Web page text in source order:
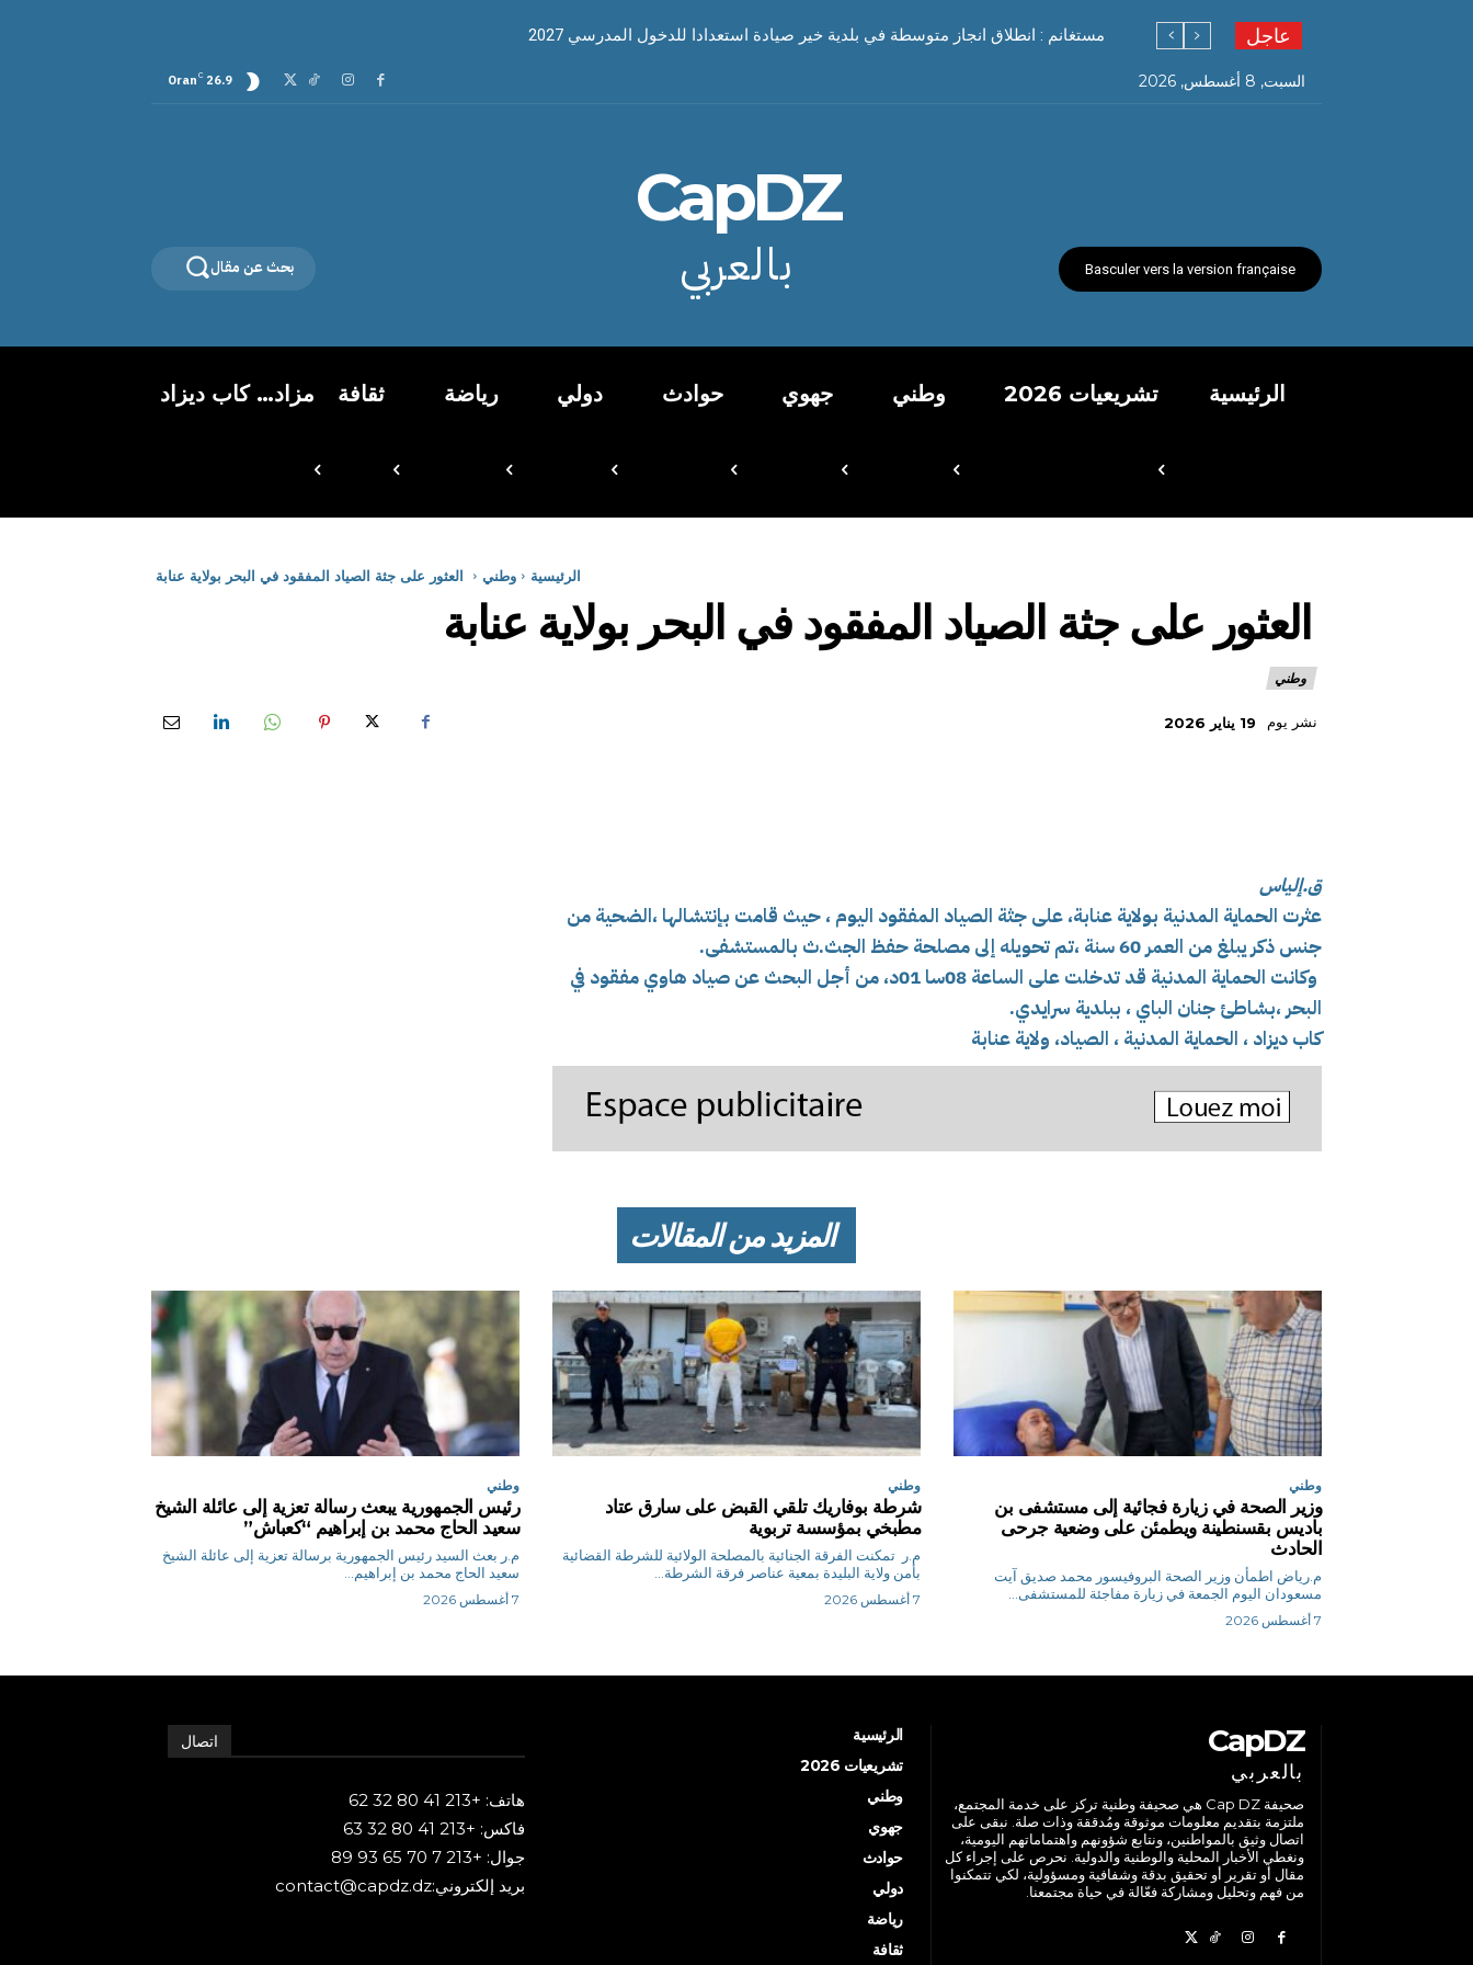
عاجل مستغانم : انطلاق انجاز متوسطة في بلدية خير صيادة استعدادا للدخول المدرسي 2027
السبت, 8 أغسطس, 2026 26.9
C
Oran
Basculer vers la version française
CapDZ
بالعربي بحث عن مقال
الرئيسية تشريعيات 2026 وطني جهوي حوادث دولي رياضة ثقافة مزاد… كاب ديزاد
الرئيسية وطني العثور على جثة الصياد المفقود في البحر بولاية عنابة
العثور على جثة الصياد المفقود في البحر بولاية عنابة
وطني
نشر يوم 19 يناير 2026
ق.إلياس
عثرت الحماية المدنية بولاية عنابة، على جثة الصياد المفقود اليوم ، حيث قامت بإنتشالها ،الضحية من
جنس ذكر يبلغ من العمر 60 سنة ،تم تحويله إلى مصلحة حفظ الجث.ث بالمستشفى.
وكانت الحماية المدنية قد تدخلت على الساعة 08سا 01د، من أجل البحث عن صياد هاوي مفقود في
البحر ،بشاطئ جنان الباي ، ببلدية سرايدي.
كاب ديزاد ، الحماية المدنية ، الصياد، ولاية عنابة
المزيد من المقالات
وطني
وزير الصحة في زيارة فجائية إلى مستشفى بن
باديس بقسنطينة ويطمئن على وضعية جرحى
الحادث
م.رياض اطمأن وزير الصحة البروفيسور محمد صديق آيت
مسعودان اليوم الجمعة في زيارة مفاجئة للمستشفى...
7 أغسطس 2026
وطني
شرطة بوفاريك تلقي القبض على سارق عتاد
مطبخي بمؤسسة تربوية
م.ر تمكنت الفرقة الجنائية بالمصلحة الولائية للشرطة القضائية
بأمن ولاية البليدة بمعية عناصر فرقة الشرطة...
7 أغسطس 2026
وطني
رئيس الجمهورية يبعث رسالة تعزية إلى عائلة الشيخ
سعيد الحاج محمد بن إبراهيم “كعباش”
م.ر بعث السيد رئيس الجمهورية برسالة تعزية إلى عائلة الشيخ
سعيد الحاج محمد بن إبراهيم...
7 أغسطس 2026
CapDZ
بالعربي
صحيفة Cap DZ هي صحيفة وطنية تركز على خدمة المجتمع،
ملتزمة بتقديم معلومات موثوقة ومُدققة وذات صلة. نبقى على
اتصال وثيق بالمواطنين، ونتابع شؤونهم واهتماماتهم اليومية،
ونغطي الأخبار المحلية والوطنية والدولية. نحرص على إجراء كل
مقال أو تقرير أو تحقيق بدقة وشفافية ومسؤولية، لكي تتمكنوا
من فهم وتحليل ومشاركة فعّالة في حياة مجتمعنا.
الرئيسية
تشريعيات 2026
وطني
جهوي
حوادث
دولي
رياضة
ثقافة
اتصال
هاتف: +213 41 80 32 62
فاكس: +213 41 80 32 63
جوال: +213 7 70 65 93 89
بريد إلكتروني:contact@capdz.dz